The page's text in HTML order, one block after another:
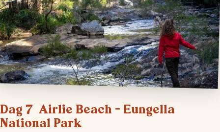
Dag 7 Airlie Beach – Eungella
National Park